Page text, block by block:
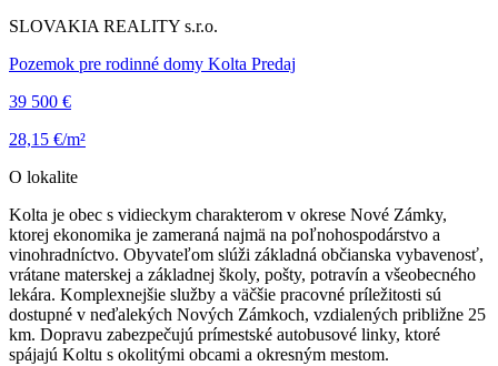
SLOVAKIA REALITY s.r.o.
Pozemok pre rodinné domy Kolta Predaj
39 500 €
28,15 €/m²
O lokalite
Kolta je obec s vidieckym charakterom v okrese Nové Zámky,
ktorej ekonomika je zameraná najmä na poľnohospodárstvo a
vinohradníctvo. Obyvateľom slúži základná občianska vybavenosť,
vrátane materskej a základnej školy, pošty, potravín a všeobecného
lekára. Komplexnejšie služby a väčšie pracovné príležitosti sú
dostupné v neďalekých Nových Zámkoch, vzdialených približne 25
km. Dopravu zabezpečujú prímestské autobusové linky, ktoré
spájajú Koltu s okolitými obcami a okresným mestom.